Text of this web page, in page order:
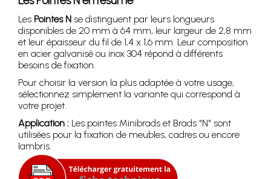
Les Pointes N se distinguent par leurs longueurs
disponibles de 20 mm à 64 mm, leur largeur de 2,8 mm
et leur épaisseur du fil de 1,4 x 1,6 mm. Leur composition
en acier galvanisé ou inox 304 répond à différents
besoins de fixation.
Pour choisir la version la plus adaptée à votre usage,
sélectionnez simplement la variante qui correspond à
votre projet.
Application : Les pointes Minibrads et Brads "N" sont
utilisées pour la fixation de meubles, cadres ou encore
lambris.